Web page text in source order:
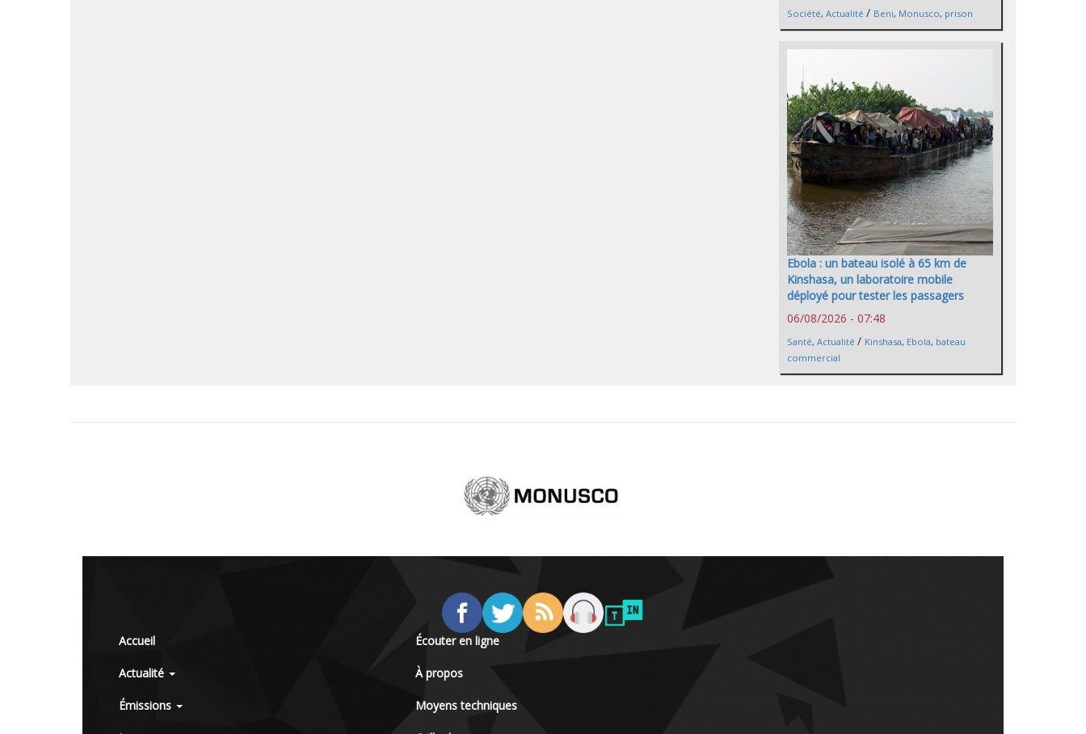
Société, Actualité / Beni, Monusco, prison
Ebola : un bateau isolé à 65 km de
Kinshasa, un laboratoire mobile
déployé pour tester les passagers
06/08/2026 - 07:48
Santé, Actualité / Kinshasa, Ebola, bateau
commercial
Accueil
Actualité
Émissions
Écouter en ligne
À propos
Moyens techniques